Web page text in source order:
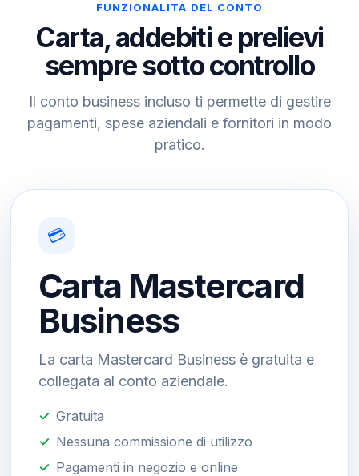
FUNZIONALITÀ DEL CONTO
Carta, addebiti e prelievi
sempre sotto controllo
Il conto business incluso ti permette di gestire
pagamenti, spese aziendali e fornitori in modo
pratico.
💳
Carta Mastercard
Business
La carta Mastercard Business è gratuita e
collegata al conto aziendale.
Gratuita
Nessuna commissione di utilizzo
Pagamenti in negozio e online